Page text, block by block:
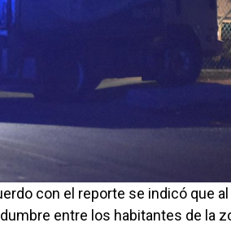
con el reporte se indicó que
entre los habitantes de la